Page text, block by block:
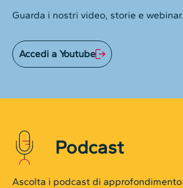
Guarda i nostri video, storie e webinar.
Accedi a Youtube
Podcast
Ascolta i podcast di